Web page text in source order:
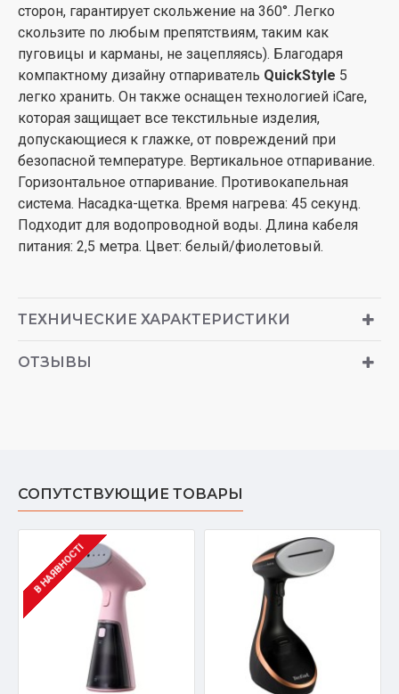
сторон, гарантирует скольжение на 360°. Легко
скользите по любым препятствиям, таким как
пуговицы и карманы, не зацепляясь). Благодаря
компактному дизайну отпариватель QuickStyle 5
легко хранить. Он также оснащен технологией iCare,
которая защищает все текстильные изделия,
допускающиеся к глажке, от повреждений при
безопасной температуре. Вертикальное отпаривание.
Горизонтальное отпаривание. Противокапельная
система. Насадка-щетка. Время нагрева: 45 секунд.
Подходит для водопроводной воды. Длина кабеля
питания: 2,5 метра. Цвет: белый/фиолетовый.
ТЕХНИЧЕСКИЕ ХАРАКТЕРИСТИКИ
ОТЗЫВЫ
СОПУТСТВУЮЩИЕ ТОВАРЫ
В НАЯВНОСТІ